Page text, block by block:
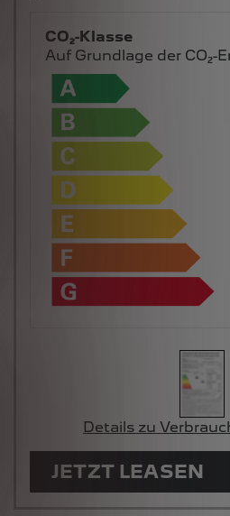
CO₂-Klasse
Auf Grundlage der CO₂-
Details zu
JETZT LEASEN